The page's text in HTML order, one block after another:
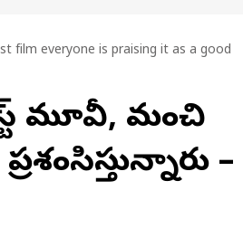
film everyone is praising it as a good
మూవీ, మంచి
–